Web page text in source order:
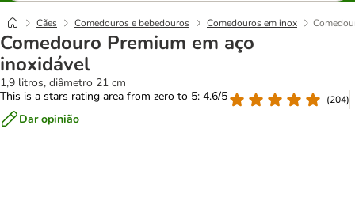
Cães Comedouros e bebedouros Comedouros em inox
Comedouro Premium em aço
inoxidável
1,9 litros, diâmetro 21 cm
This is a stars rating area from zero to 5: 4.6/5
(204)
Dar opinião